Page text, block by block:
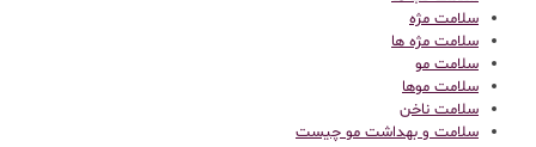
سلامت مژه
سلامت مژه ها
سلامت مو
سلامت موها
سلامت ناخن
سلامت و بهداشت مو چیست